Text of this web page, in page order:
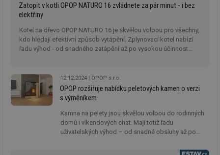
Zatopit v kotli OPOP NATURO 16 zvládnete za pár minut - i bez
elektřiny
Kotel na dřevo OPOP NATURO 16 je skvělou volbou pro všechny,
kdo hledají efektivní způsob vytápění. Zplynovací kotel nabízí
řadu výhod - od snadného zatápění až po vysokou účinnost
12.12.2024 OPOP s.r.o.
OPOP rozšiřuje nabídku peletových kamen o verzi
s výměníkem
Kamna na pelety jsou skvělou volbou do rodinných
domů i víkendových chat. Mají totiž řadu
uživatelských výhod – od snadné obsluhy až po
kvartále roku 2025 rozšíří nabídku kamen o verzi